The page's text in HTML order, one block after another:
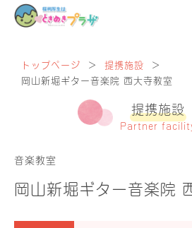
トップページ ＞ 提携施設
＞
岡山新堀ギター音楽院 西大寺教室
提携施設
Partner
音楽教室
岡山新堀ギター音楽院